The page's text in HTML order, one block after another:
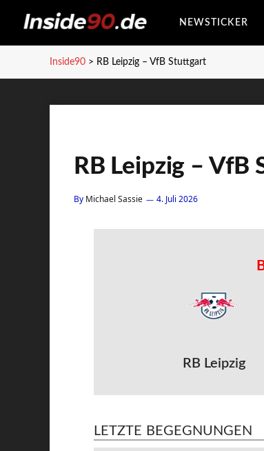
NEWSTICKER
Inside90 > RB Leipzig – VfB Stuttgart
RB Leipzig – VfB
By Michael Sassie 4. Juli 2026
RB Leipzig
LETZTE BEGEGNUNGEN